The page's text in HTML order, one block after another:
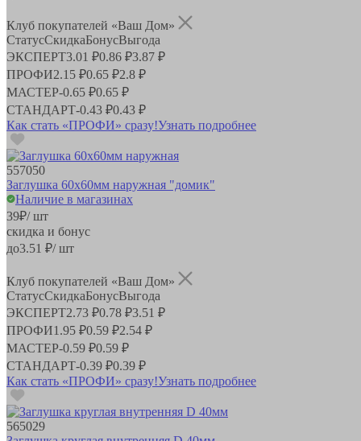
Клуб покупателей «Ваш Дом»
СтатусСкидкаБонусВыгода
ЭКСПЕРТ3.01 ₽0.86 ₽3.87 ₽
ПРОФИ2.15 ₽0.65 ₽2.8 ₽
МАСТЕР-0.65 ₽0.65 ₽
СТАНДАРТ-0.43 ₽0.43 ₽
Как стать «ПРОФИ» сразу!Узнать подробнее
557050
Заглушка 60х60мм наружная "домик"
Наличие в магазинах
39₽/ шт
скидка и бонус
до3.51 ₽/ шт
Клуб покупателей «Ваш Дом»
СтатусСкидкаБонусВыгода
ЭКСПЕРТ2.73 ₽0.78 ₽3.51 ₽
ПРОФИ1.95 ₽0.59 ₽2.54 ₽
МАСТЕР-0.59 ₽0.59 ₽
СТАНДАРТ-0.39 ₽0.39 ₽
Как стать «ПРОФИ» сразу!Узнать подробнее
565029